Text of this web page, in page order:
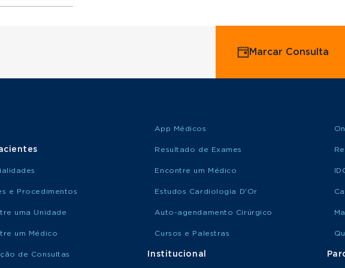
Marcar Consulta
e Procedimentos
uma Unidade
um Médico
de Consultas
App Médicos
Resultado de Exames
Encontre um Médico
Estudos Cardiologia D'Or
Auto-agendamento Cirúrgico
Cursos e Palestras
Institucional